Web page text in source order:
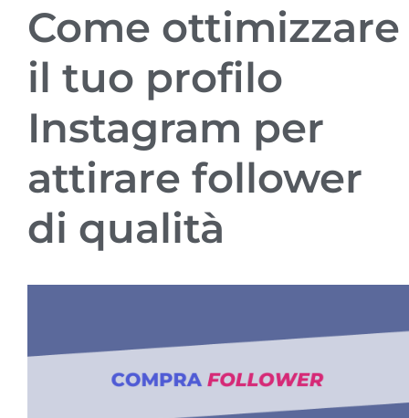
Come ottimizzare
il tuo profilo
Instagram per
attirare follower
di qualità